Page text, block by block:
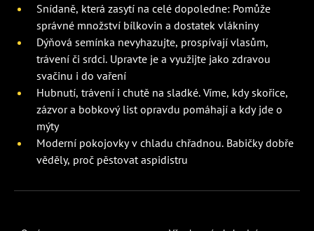
Snídaně, která zasytí na celé dopoledne: Pomůže
správné množství bílkovin a dostatek vlákniny
Dýňová semínka nevyhazujte, prospívají vlasům,
trávení či srdci. Upravte je a využijte jako zdravou
svačinu i do vaření
Hubnutí, trávení i chutě na sladké. Víme, kdy skořice,
zázvor a bobkový list opravdu pomáhají a kdy jde o
mýty
Moderní pokojovky v chladu chřadnou. Babičky dobře
věděly, proč pěstovat aspidistru